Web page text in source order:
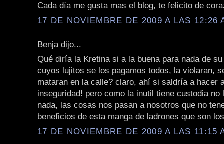
Cada día me gusta mas el blog, te felicito de
17 DE NOVIEMBRE DE 2009 A LAS 12:26
Benja dijo...
Qué diría la Kretina si a la buena para nada de
cuyos lujitos se los pagamos todos, la violaran,
mataran en la calle? claro, ahí si saldría a hacer
inseguridad! pero como la inutil tiene custodia no
nada, las cosas nos pasan a nosotros que no
beneficios de esta manga de ladrones que son
17 DE NOVIEMBRE DE 2009 A LAS 11:15